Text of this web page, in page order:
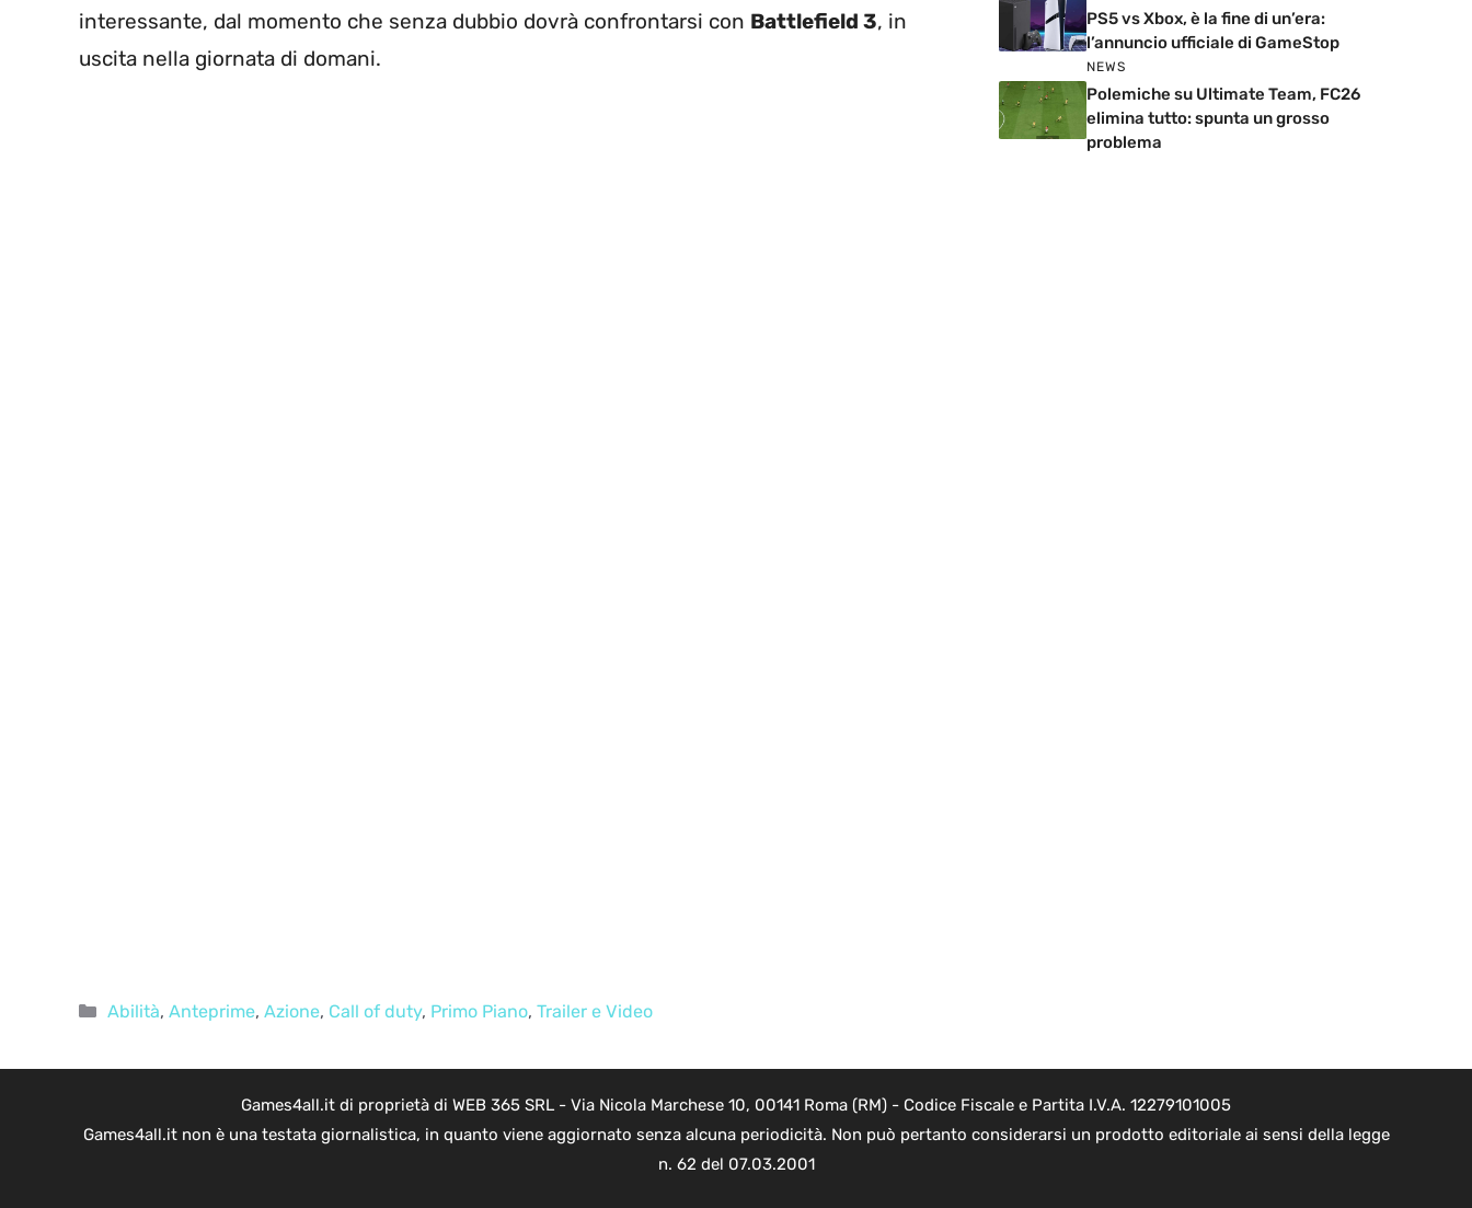
interessante, dal momento che senza dubbio dovrà confrontarsi con Battlefield 3, in
uscita nella giornata di domani.
Categorie
Abilità, Anteprime, Azione, Call of duty, Primo Piano, Trailer e Video
PS5 vs Xbox, è la fine di un’era:
l’annuncio ufficiale di GameStop
NEWS
Polemiche su Ultimate Team, FC26
elimina tutto: spunta un grosso
problema
Games4all.it di proprietà di WEB 365 SRL - Via Nicola Marchese 10, 00141 Roma (RM) - Codice Fiscale e Partita I.V.A. 12279101005
Games4all.it non è una testata giornalistica, in quanto viene aggiornato senza alcuna periodicità. Non può pertanto considerarsi un prodotto editoriale ai sensi della legge
n. 62 del 07.03.2001